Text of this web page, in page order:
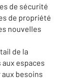
de sécurité
de propriété
nouvelles
de la
espaces
besoins